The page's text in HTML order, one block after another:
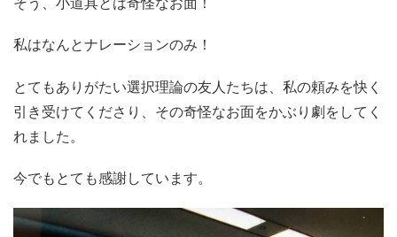
そう、小道具とは奇怪なお面！
私はなんとナレーションのみ！
とてもありがたい選択理論の友人たちは、私の頼みを快く
引き受けてくださり、その奇怪なお面をかぶり劇をしてく
れました。
今でもとても感謝しています。